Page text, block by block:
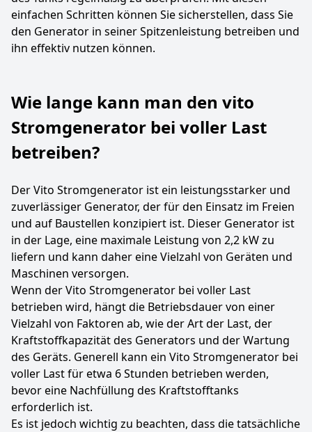
einfachen Schritten können Sie sicherstellen, dass Sie
den Generator in seiner Spitzenleistung betreiben und
ihn effektiv nutzen können.
Wie lange kann man den vito
Stromgenerator bei voller Last
betreiben?
Der Vito Stromgenerator ist ein leistungsstarker und
zuverlässiger Generator, der für den Einsatz im Freien
und auf Baustellen konzipiert ist. Dieser Generator ist
in der Lage, eine maximale Leistung von 2,2 kW zu
liefern und kann daher eine Vielzahl von Geräten und
Maschinen versorgen.
Wenn der Vito Stromgenerator bei voller Last
betrieben wird, hängt die Betriebsdauer von einer
Vielzahl von Faktoren ab, wie der Art der Last, der
Kraftstoffkapazität des Generators und der Wartung
des Geräts. Generell kann ein Vito Stromgenerator bei
voller Last für etwa 6 Stunden betrieben werden,
bevor eine Nachfüllung des Kraftstofftanks
erforderlich ist.
Es ist jedoch wichtig zu beachten, dass die tatsächliche